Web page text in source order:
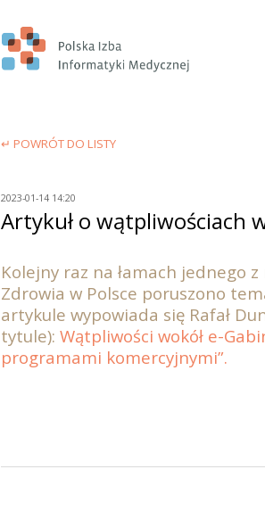
↵ POWRÓT DO LISTY
2023-01-14 14:20
Artykuł o wątpliwościach
Kolejny raz na łamach jednego
Zdrowia w Polsce poruszono
artykule wypowiada się Rafał
tytule): Wątpliwości wokół e-
programami komercyjnymi”.